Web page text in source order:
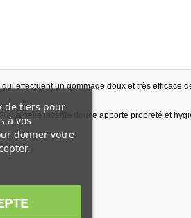
effectuent un gommage doux et très efficace
la base lavante douce apporte propreté et
de tiers pour
à vos
donner votre